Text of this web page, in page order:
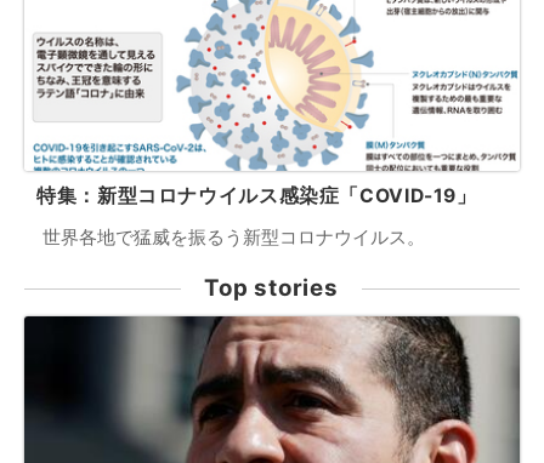
特集：新型コロナウイルス感染症「COVID-19」
世界各地で猛威を振るう新型コロナウイルス。
Top stories